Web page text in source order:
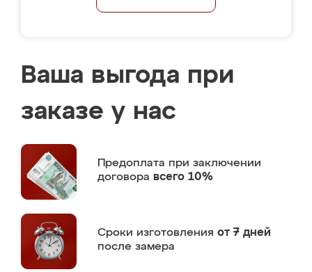
Ваша выгода при
заказе у нас
Предоплата при заключении
договора всего 10%
Сроки изготовления от 7 дней
после замера